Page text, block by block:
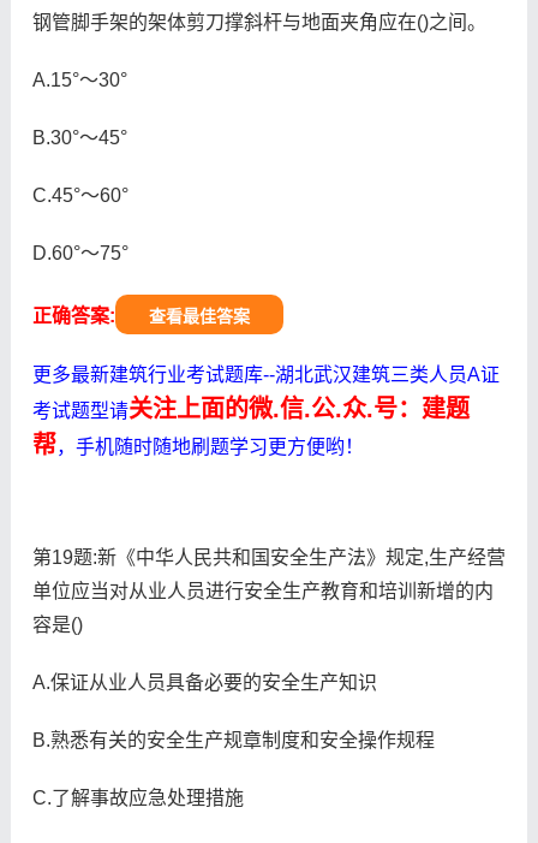
钢管脚手架的架体剪刀撑斜杆与地面夹角应在()之间。
A.15°～30°
B.30°～45°
C.45°～60°
D.60°～75°
正确答案: 查看最佳答案
更多最新建筑行业考试题库--湖北武汉建筑三类人员A证
考试题型请关注上面的微.信.公.众.号：建题
帮，手机随时随地刷题学习更方便哟！
第19题:新《中华人民共和国安全生产法》规定,生产经营
单位应当对从业人员进行安全生产教育和培训新增的内
容是()
A.保证从业人员具备必要的安全生产知识
B.熟悉有关的安全生产规章制度和安全操作规程
C.了解事故应急处理措施